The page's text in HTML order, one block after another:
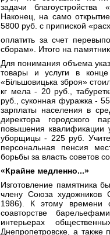
задачи
Наконец, на само
5800 руб. с припиской
оплатить за счет
сборам». Итого на
Для понимания объема
товары и услуги в
«Більшовицька зброя»
кг мела - 20 руб.,
руб., суконная фуражка -
зарплаты населения в
директора городского
повышения квалификации
уборщицы - 225 руб.
персональная пенсия
борьбы за власть советов
«Крайне медленно...»
Изготовление памятника
члену Союза
1986). К этому времени
соавторстве
интерьерах
Днепропетровске, а также